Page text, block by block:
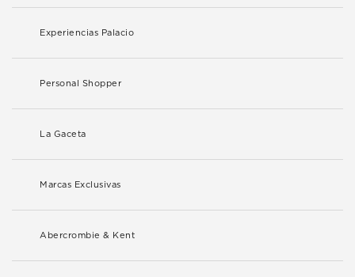
Experiencias Palacio
Personal Shopper
La Gaceta
Marcas Exclusivas
Abercrombie & Kent